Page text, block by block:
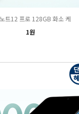
트12 프로 128GB 화소 케
1원